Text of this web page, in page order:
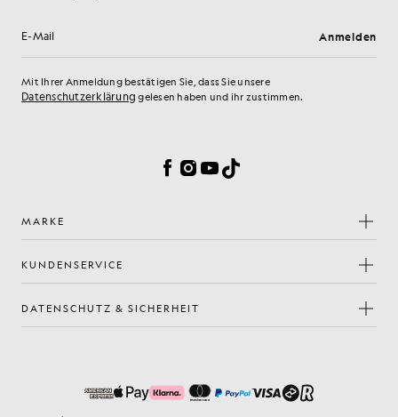
E-Mail-Adresse Anmelden
Mit Ihrer Anmeldung bestätigen Sie, dass Sie unsere
Datenschutzerklärung gelesen haben und ihr zustimmen.
Facebook
Instagram
YouTube
TikTok
MARKE
KUNDENSERVICE
DATENSCHUTZ & SICHERHEIT